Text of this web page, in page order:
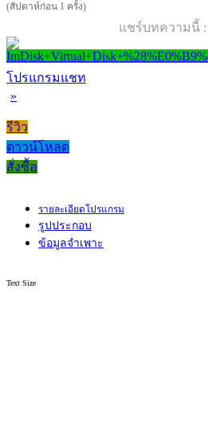
(สัปดาห์ก่อน 1 ครั้ง)
แชร์บทความนี้ :
โปรแกรมแชท
»
รีวิว
ดาวน์โหลด
สั่งซื้อ
รายละเอียดโปรแกรม
รูปประกอบ
ข้อมูลจำเพาะ
Text Size